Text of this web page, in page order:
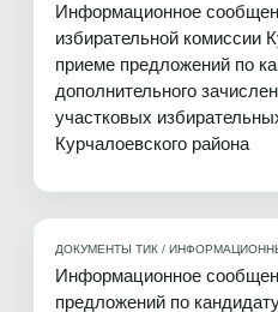
Информационное
избирательной комиссии
приеме предложений по
дополнительного
участковых
Курчалоевского района
ДОКУМЕНТЫ ТИК /
Информационное
предложений по